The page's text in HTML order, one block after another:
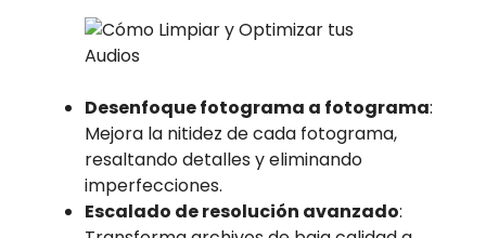
Desenfoque fotograma a fotograma:
Mejora la nitidez de cada fotograma,
resaltando detalles y eliminando
imperfecciones.
Escalado de resolución avanzado: